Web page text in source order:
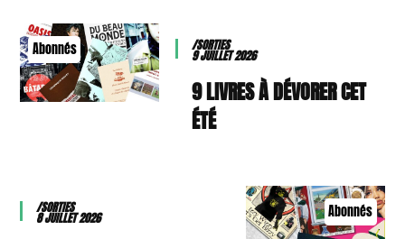
Abonnés /SORTIES
9 JUILLET 2026
9 LIVRES À DÉVORER CET
ÉTÉ
Abonnés
/SORTIES
8 JUILLET 2026